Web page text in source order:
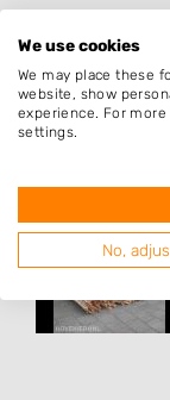
Populaire
We use cookies
We may place these
website, show
experience. For
settings.
No,